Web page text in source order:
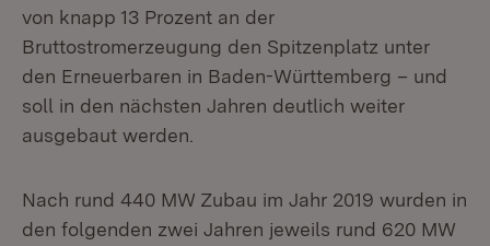
von knapp 13 Prozent an der
Bruttostromerzeugung den Spitzenplatz unter
den Er­neuerbaren in Baden-Württemberg – und
soll in den nächsten Jahren deutlich weiter
ausgebaut werden.
Nach rund 440 MW Zubau im Jahr 2019 wurden in
den folgenden zwei Jahren jeweils rund 620 MW